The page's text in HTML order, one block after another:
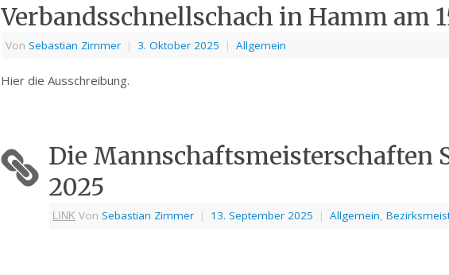
Verbandsschnellschach in Hamm am
Von Sebastian Zimmer | 3. Oktober 2025 | Allgemein
Hier die Ausschreibung.
Die Mannschaftsmeisterschaften
2025
LINK Von Sebastian Zimmer | 13. September 2025 | Allgemein